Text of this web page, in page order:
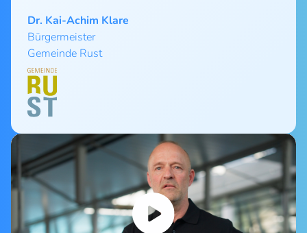
Dr. Kai-Achim Klare
Bürgermeister
Gemeinde Rust